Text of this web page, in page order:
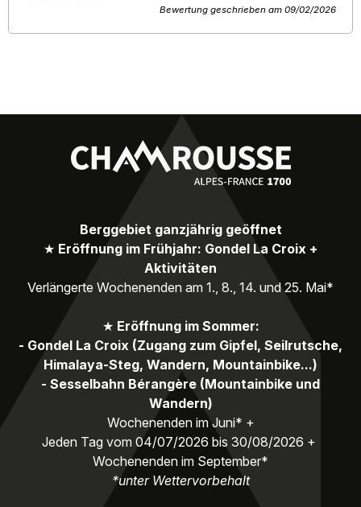
Bewertung geschrieben am 09/02/2026
Berggebiet ganzjährig geöffnet
★ Eröffnung im Frühjahr: Gondel La Croix +
Aktivitäten
Verlängerte Wochenenden am 1., 8., 14. und 25. Mai*
★ Eröffnung im Sommer:
- Gondel La Croix (Zugang zum Gipfel, Seilrutsche,
Himalaya-Steg, Wandern, Mountainbike...)
- Sesselbahn Bérangère (Mountainbike und
Wandern)
Wochenenden im Juni* +
Jeden Tag vom 04/07/2026 bis 30/08/2026 +
Wochenenden im September*
*unter Wettervorbehalt